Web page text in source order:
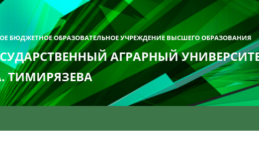
БЮДЖЕТНОЕ ОБРАЗОВАТЕЛЬНОЕ УЧРЕЖДЕНИЕ ВЫСШЕГО ОБРАЗОВАНИЯ
АГРАРНЫЙ
ТИМИРЯЗЕВА